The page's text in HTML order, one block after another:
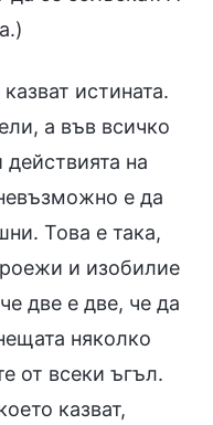
истината.
а във всичко
на
е да
Това е така,
и изобилие
две е две, че да
няколко
от всеки ъгъл.
казват,